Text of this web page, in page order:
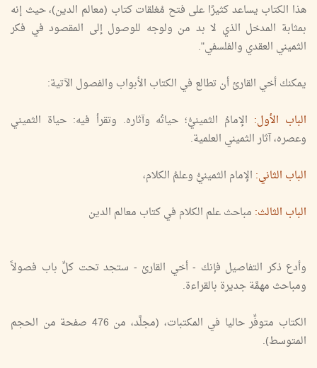
هذا الكتاب يساعد كثيرًا على فتح مُغلقات كتاب (معالم الدين)، حيث إنه
بمثابة المدخل الذي لا بد من ولوجه للوصول إلى المقصود في فكر
الثميني العقدي والفلسفي".
يمكنك أخي القارئ أن تطالع في الكتاب الأبواب والفصول الآتية:
الباب الأول: الإمامُ الثمينيُّ؛ حياتُه وآثاره. وتقرأ فيه: حياة الثميني
وعصره، آثار الثميني العلمية.
الباب الثاني: الإمام الثمينيُّ وعلمُ الكلام،
الباب الثالث: مباحث علم الكلام في كتاب معالم الدين
وأدع ذكر التفاصيل فإنك - أخي القارئ - ستجد تحت كلِّ باب فصولاً
ومباحث مهمَّة جديرة بالقراءة.
الكتاب متوفِّر حاليا في المكتبات، (مجلَّد، من 476 صفحة من الحجم
المتوسط).